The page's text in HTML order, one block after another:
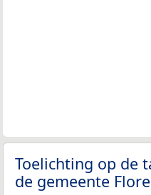
Toelichting op de
de gemeente